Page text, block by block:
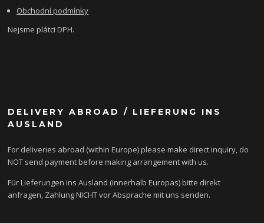
Obchodní podmínky
Nejsme plátci DPH.
DELIVERY ABROAD / LIEFERUNG INS
AUSLAND
For deliveries abroad (within Europe) please make direct inquiry, do
NOT send payment before making arrangement with us.
Für Lieferungen ins Ausland (innerhalb Europas) bitte direkt
anfragen, Zahlung NICHT vor Absprache mit uns senden.